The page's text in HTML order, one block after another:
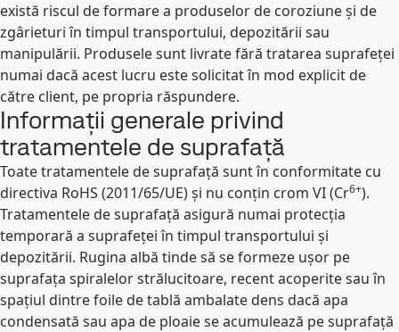
există riscul de formare a produselor de coroziune și de
zgârieturi în timpul transportului, depozitării sau
manipulării. Produsele sunt livrate fără tratarea suprafeței
numai dacă acest lucru este solicitat în mod explicit de
către client, pe propria răspundere.
Informații generale privind
tratamentele de suprafață
Toate tratamentele de suprafață sunt în conformitate cu
directiva RoHS (2011/65/UE) și nu conțin crom VI (Cr6+).
Tratamentele de suprafață asigură numai protecția
temporară a suprafeței în timpul transportului și
depozitării. Rugina albă tinde să se formeze ușor pe
suprafața spiralelor strălucitoare, recent acoperite sau în
spațiul dintre foile de tablă ambalate dens dacă apa
condensată sau apa de ploaie se acumulează pe suprafață